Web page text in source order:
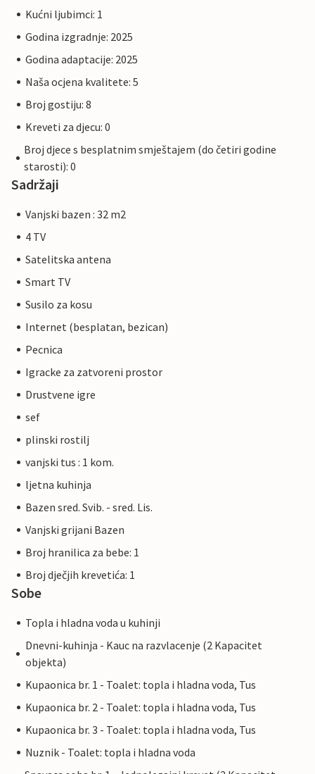
Kućni ljubimci: 1
Godina izgradnje: 2025
Godina adaptacije: 2025
Naša ocjena kvalitete: 5
Broj gostiju: 8
Kreveti za djecu: 0
Broj djece s besplatnim smještajem (do četiri godine
starosti): 0
Sadržaji
Vanjski bazen : 32 m2
4 TV
Satelitska antena
Smart TV
Susilo za kosu
Internet (besplatan, bezican)
Pecnica
Igracke za zatvoreni prostor
Drustvene igre
sef
plinski rostilj
vanjski tus : 1 kom.
ljetna kuhinja
Bazen sred. Svib. - sred. Lis.
Vanjski grijani Bazen
Broj hranilica za bebe: 1
Broj dječjih krevetića: 1
Sobe
Topla i hladna voda u kuhinji
Dnevni-kuhinja - Kauc na razvlacenje (2 Kapacitet
objekta)
Kupaonica br. 1 - Toalet: topla i hladna voda, Tus
Kupaonica br. 2 - Toalet: topla i hladna voda, Tus
Kupaonica br. 3 - Toalet: topla i hladna voda, Tus
Nuznik - Toalet: topla i hladna voda